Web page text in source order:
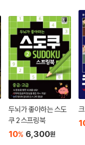
두뇌가 좋아하는 스도
쿠 2 스프링북
10% 6,300원